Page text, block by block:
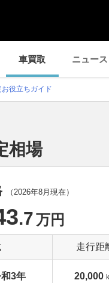
車買取 ニュース
役立ちガイド
相場
（2026年8月 現在）
.7万円
走行距
3年 20,000